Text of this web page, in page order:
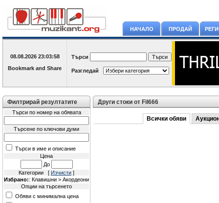
НАЧАЛО ПРОДАЙ
08.08.2026 23:03:58 Търси
Разгледай
Филтрирай резултатите
Търси по номер на обявата
Търсене по ключови думи
Търси в име и описание
Цена
До
Категории [ Изчисти ]
Избрано:: Клавишни > Акордеони
Опции на търсенето
Обяви с минимална цена
Други стоки от Fil666
Всички обяви